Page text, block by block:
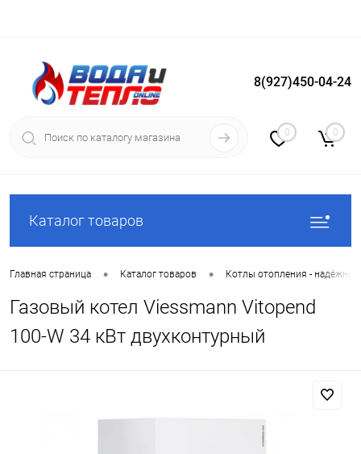
Вход Регистрация
8(927)450-04-24
0 0
Каталог товаров
Главная страница • Каталог товаров • Котлы отопления -
Газовый котел Viessmann Vitopend
100-W 34 кВт двухконтурный